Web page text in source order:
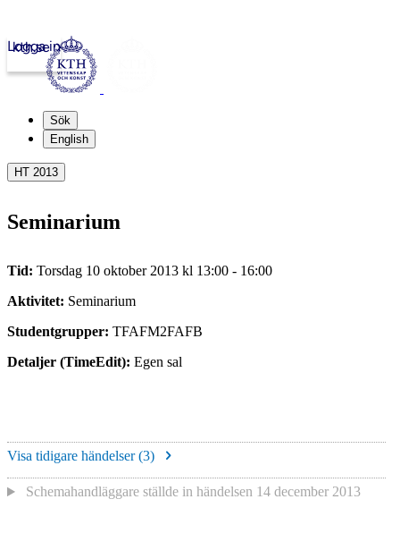
kth.se
Logga in
Sök
English
HT 2013
Seminarium
Tid: Torsdag 10 oktober 2013 kl 13:00 - 16:00
Aktivitet: Seminarium
Studentgrupper: TFAFM2FAFB
Detaljer (TimeEdit): Egen sal
Visa tidigare händelser (3)
Schemahandläggare ställde in händelsen 14 december 2013